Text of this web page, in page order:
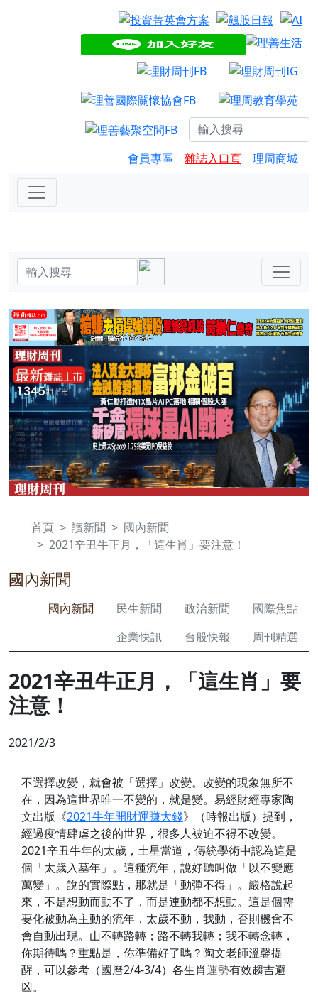
會員專區 雜誌入口頁 理周商城
首頁 讀新聞
國內新聞
2021辛丑牛正月，「這生肖」要注意！
國內新聞
國內新聞 民生新聞 政治新聞
國際焦點
企業快訊
台股快報 周刊精選
2021辛丑牛正月，「這生肖」要
注意！
2021/2/3
不選擇改變，就會被「選擇」改變。改變的現象無所不
在，因為這世界唯一不變的，就是變。易經財經專家陶
文出版《2021牛年開財運賺大錢》（時報出版）提到，
經過疫情肆虐之後的世界，很多人被迫不得不改變。
2021辛丑牛年的太歲，土星當道，傳統學術中認為這是
個「太歲入墓年」。這種流年，說好聽叫做「以不變應
萬變」。說的實際點，那就是「動彈不得」。嚴格說起
來，不是想動而動不了，而是連動都不想動。這是個需
要化被動為主動的流年，太歲不動，我動，否則機會不
會自動出現。山不轉路轉；路不轉我轉；我不轉念轉，
你期待嗎？重點是，你準備好了嗎？陶文老師溫馨提
醒，可以參考（國曆2/4-3/4）各生肖運勢有效趨吉避
凶。